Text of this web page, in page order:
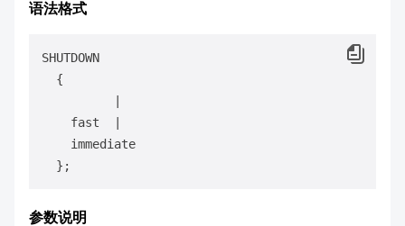
语法格式
SHUTDOWN
    fast  |
    immediate
参数说明